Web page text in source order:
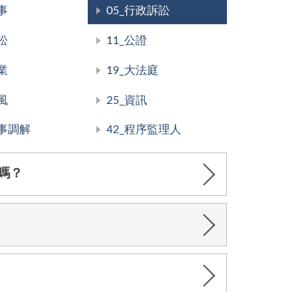
05_行政訴訟
11_公證
19_大法庭
25_資訊
調解 42_程序監理人
？